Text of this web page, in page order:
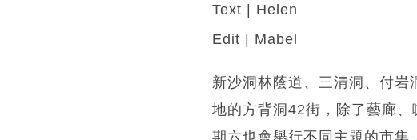
Text | Helen
Edit | Mabel
新沙洞林蔭道、三清洞、付
地的方背洞42街，除了藝廊
期六也會舉行不同主題的市集